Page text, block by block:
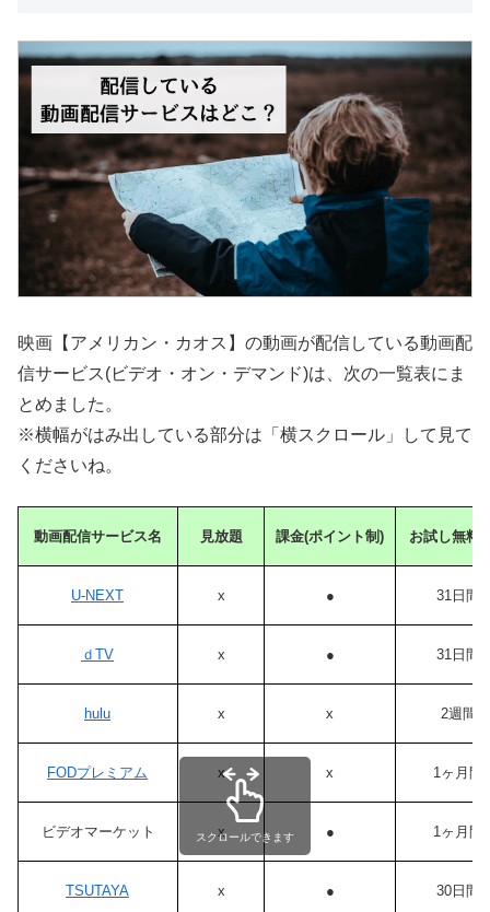
映画【アメリカン・カオス】の動画が配信している動画配
信サービス(ビデオ・オン・デマンド)は、次の一覧表にま
とめました。
※横幅がはみ出している部分は「横スクロール」して見て
くださいね。
動画配信サービス名 見放題 課金(ポイント制) お試し無料
U-NEXT x ● 31日間
ｄTV x ● 31日間
hulu x x 2週間
FODプレミアム x x 1ヶ月間
ビデオマーケット x ● 1ヶ月間
TSUTAYA x ● 30日間
スクロールできます